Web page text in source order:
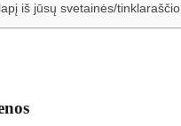
iš jūsų svetainės/tinklaraščio